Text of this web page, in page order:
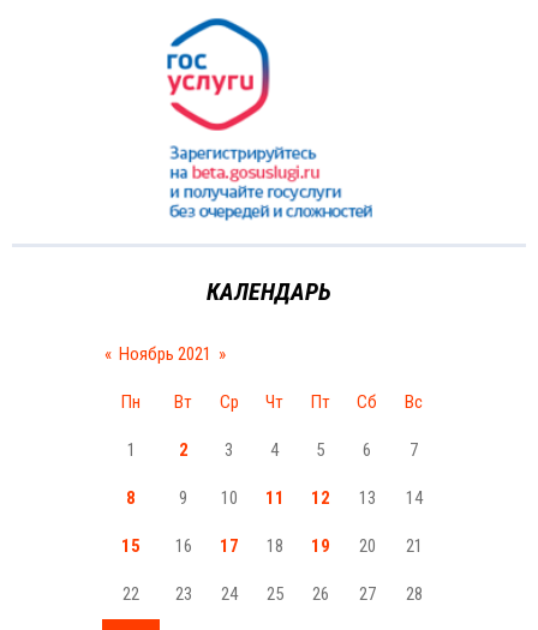
КАЛЕНДАРЬ
« Ноябрь 2021 »
Пн Вт Ср Чт Пт Сб Вс
1 2 3 4 5 6 7
8 9 10 11 12 13 14
15 16 17 18 19 20 21
22 23 24 25 26 27 28